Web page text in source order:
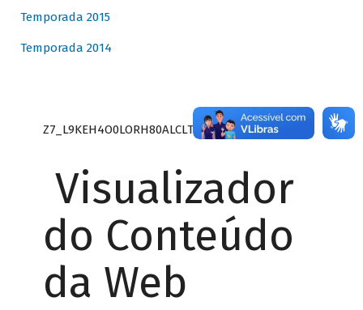
Temporada 2015
Temporada 2014
Z7_L9KEH4O0LORH80ALCLTPF80S27
Visualizador
do Conteúdo
da Web